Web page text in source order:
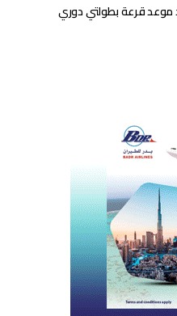
موعد قرعة بطولتي دوري